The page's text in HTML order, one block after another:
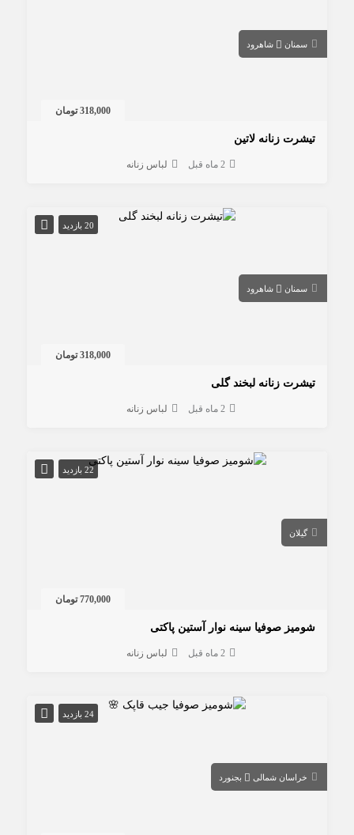
سمنان شاهرود
318,000 تومان
تیشرت زنانه لاتین
2 ماه قبل لباس زنانه
20 بازدید
سمنان شاهرود
318,000 تومان
تیشرت زنانه لبخند گلی
2 ماه قبل لباس زنانه
22 بازدید
گیلان
770,000 تومان
شومیز صوفیا سینه نوار آستین پاکتی
2 ماه قبل لباس زنانه
24 بازدید
خراسان شمالی بجنورد